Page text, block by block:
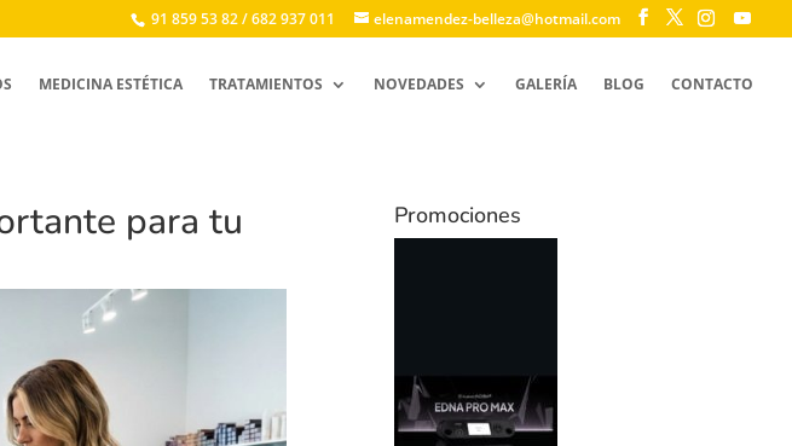
91 859 53 82 / 682 937 011 elenamendez-belleza@hotmail.com
MEDICINA ESTÉTICA TRATAMIENTOS NOVEDADES GALERÍA BLOG CONTACTO
para tu Promociones